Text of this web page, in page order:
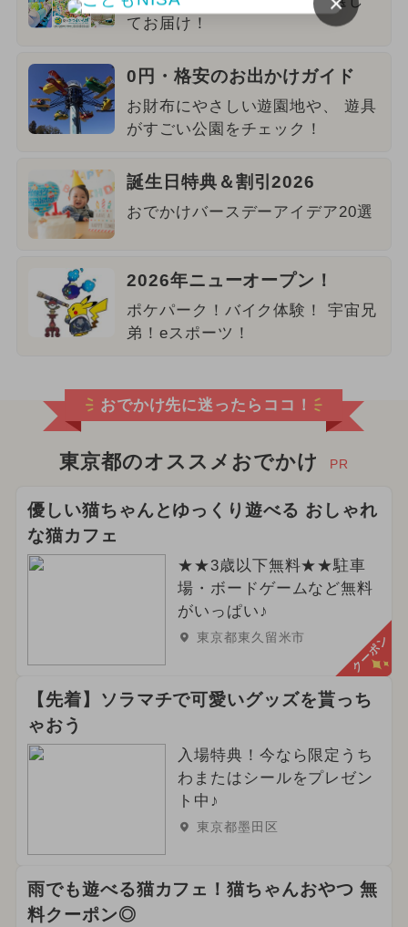
てお届け！
0円・格安のお出かけガイド
お財布にやさしい遊園地や、 遊具
がすごい公園をチェック！
誕生日特典＆割引2026
おでかけバースデーアイデア20選
2026年ニューオープン！
ポケパーク！バイク体験！ 宇宙兄
弟！eスポーツ！
おでかけ先に迷ったらココ！
東京都のオススメおでかけ PR
優しい猫ちゃんとゆっくり遊べる おしゃれ
な猫カフェ
★★3歳以下無料★★駐車
場・ボードゲームなど無料
がいっぱい♪
東京都東久留米市 クーポン
【先着】ソラマチで可愛いグッズを貰っち
ゃおう
入場特典！今なら限定うち
わまたはシールをプレゼン
ト中♪
東京都墨田区
雨でも遊べる猫カフェ！猫ちゃんおやつ 無
料クーポン◎